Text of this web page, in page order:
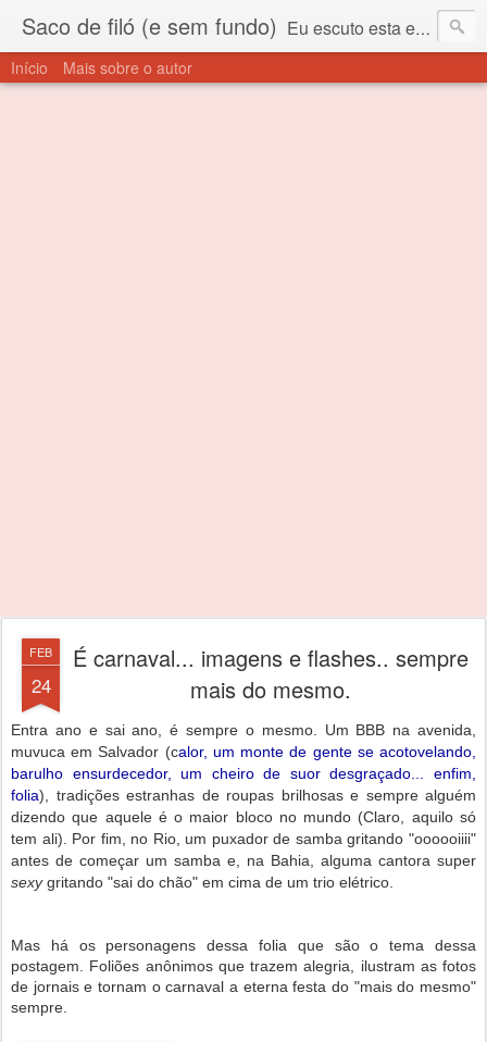
Saco de filó (e sem fundo) Eu escuto esta expressão "saco de filó" desde criança. Para quem não sabe, filó é um tecido todo furadinho e permite que um saco feito com ele, mesmo que muito exposto ao ar soprado para dentro, nunca vai se encher. Aí está o propósito deste nome... Para viver em sociedade tem que ter saco de filó.
Início Mais sobre o autor
FEB
24
É carnaval... imagens e flashes.. sempre
mais do mesmo.
Entra ano e sai ano, é sempre o mesmo. Um BBB na avenida,
muvuca em Salvador (calor, um monte de gente se acotovelando,
barulho ensurdecedor, um cheiro de suor desgraçado... enfim,
folia), tradições estranhas de roupas brilhosas e sempre alguém
dizendo que aquele é o maior bloco no mundo (Claro, aquilo só
tem ali). Por fim, no Rio, um puxador de samba gritando "oooooiiii"
antes de começar um samba e, na Bahia, alguma cantora super
sexygritando "sai do chão" em cima de um trio elétrico.
Mas há os personagens dessa folia que são o tema dessa
postagem. Foliões anônimos que trazem alegria, ilustram as fotos
de jornais e tornam o carnaval a eterna festa do "mais do mesmo"
sempre.